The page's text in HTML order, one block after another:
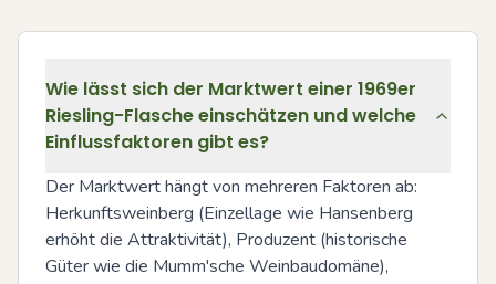
Wie lässt sich der Marktwert einer 1969er
Riesling-Flasche einschätzen und welche
Einflussfaktoren gibt es?
Der Marktwert hängt von mehreren Faktoren ab:
Herkunftsweinberg (Einzellage wie Hansenberg
erhöht die Attraktivität), Produzent (historische
Güter wie die Mumm'sche Weinbaudomäne),